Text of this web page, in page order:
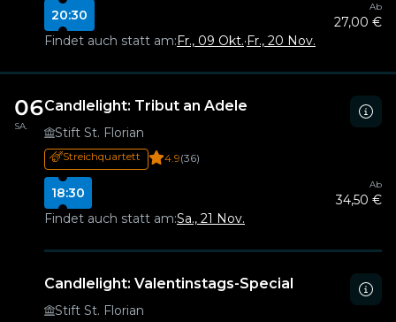
20:30
Ab
27,00 €
Findet auch statt am:Fr., 09 Okt.·Fr., 20 Nov.
06
SA.
Candlelight: Tribut an Adele
Stift St. Florian
Streichquartett 4.9(36)
18:30
Ab
34,50 €
Findet auch statt am:Sa., 21 Nov.
Candlelight: Valentinstags-Special
Stift St. Florian